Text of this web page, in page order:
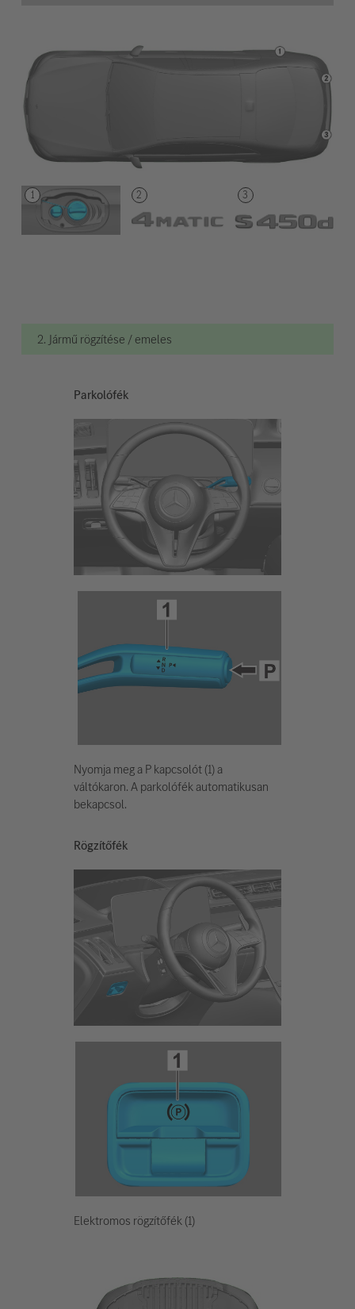
2. Jármű rögzítése / emeles
Parkolófék
Nyomja meg a P kapcsolót (1) a
váltókaron. A parkolófék automatikusan
bekapcsol.
Rögzítőfék
Elektromos rögzítőfék (1)